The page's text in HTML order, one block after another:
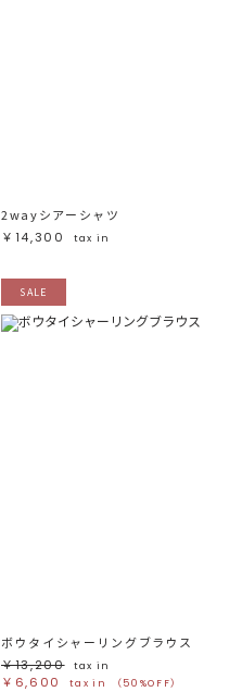
2wayシアーシャツ
￥14,300
tax in
SALE
ボウタイシャーリングブラウス
￥13,200
tax in
￥6,600 tax in （50%OFF）